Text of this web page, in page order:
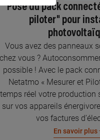
Pose du pack
piloter" pour
Vous avez des panneaux
chez vous ?
possible ! Avec le pack
Netatmo « Mesurer et
temps réel votre production
sur vos appareils
vos factures
En savoir plus